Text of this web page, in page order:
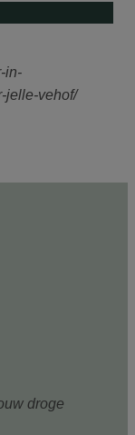
in-
jelle-vehof/
droge